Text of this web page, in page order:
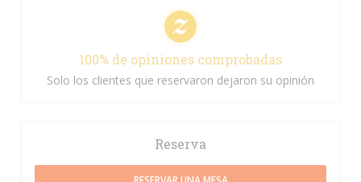
100% de opiniones comprobadas
Solo los clientes que reservaron dejaron su opinión
Reserva